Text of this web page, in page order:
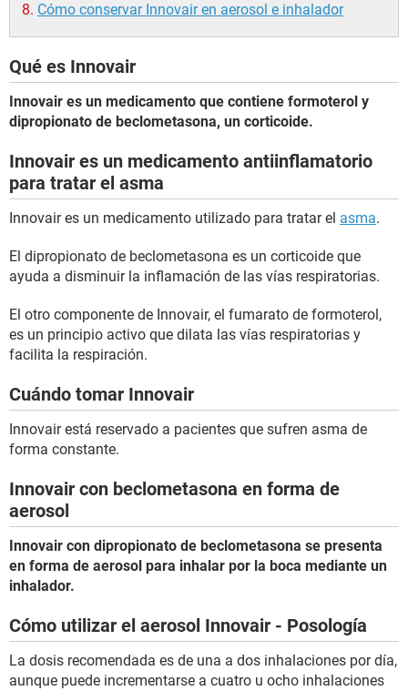
Cómo conservar Innovair en aerosol e inhalador
Qué es Innovair
Innovair es un medicamento que contiene formoterol y
dipropionato de beclometasona, un corticoide.
Innovair es un medicamento antiinflamatorio
para tratar el asma
Innovair es un medicamento utilizado para tratar el asma.
El dipropionato de beclometasona es un corticoide que
ayuda a disminuir la inflamación de las vías respiratorias.
El otro componente de Innovair, el fumarato de formoterol,
es un principio activo que dilata las vías respiratorias y
facilita la respiración.
Cuándo tomar Innovair
Innovair está reservado a pacientes que sufren asma de
forma constante.
Innovair con beclometasona en forma de
aerosol
Innovair con dipropionato de beclometasona se presenta
en forma de aerosol para inhalar por la boca mediante un
inhalador.
Cómo utilizar el aerosol Innovair - Posología
La dosis recomendada es de una a dos inhalaciones por día,
aunque puede incrementarse a cuatro u ocho inhalaciones